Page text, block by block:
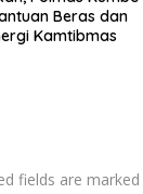
Beras dan
Kamtibmas
fields are marked